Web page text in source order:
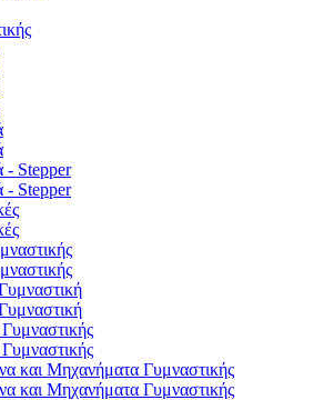
- Stepper
- Stepper
και Μηχανήματα Γυμναστικής
και Μηχανήματα Γυμναστικής